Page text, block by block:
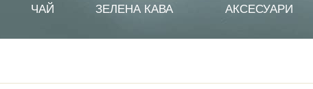
ЧАЙ ЗЕЛЕНА КАВА АКСЕСУАРИ